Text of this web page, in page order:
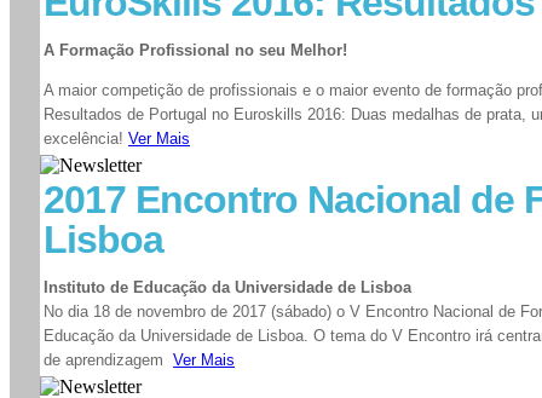
A Formação Profissional no seu Melhor!
A maior competição de profissionais e o maior evento de formação
Resultados de Portugal no Euroskills 2016: Duas medalhas de prata,
excelência! Ver Mais
2017 Encontro Nacional de
Lisboa
Instituto de Educação da Universidade de Lisboa
No dia 18 de novembro de 2017 (sábado) o V Encontro Nacional de
Educação da Universidade de Lisboa. O tema do V Encontro irá
de aprendizagem Ver Mais